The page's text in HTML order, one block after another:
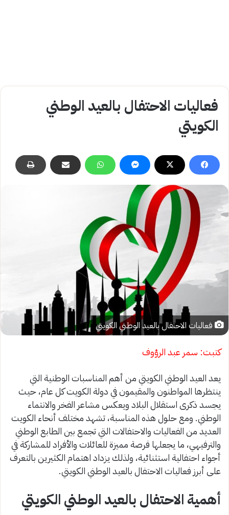
فعاليات الاحتفال بالعيد الوطني
الكويتي
فعاليات الاحتفال بالعيد الوطني الكويتي
كتبت: سمر عبد الرؤوف
يعد العيد الوطني الكويتي من أهم المناسبات الوطنية التي
ينتظرها المواطنون والمقيمون في دولة الكويت كل عام، حيث
يجسد ذكرى استقلال البلاد ويعكس مشاعر الفخر والانتماء
الوطني. ومع حلول هذه المناسبة، تشهد مختلف أنحاء الكويت
العديد من الفعاليات والاحتفالات التي تجمع بين الطابع الوطني
والترفيهي، ما يجعلها فرصة مميزة للعائلات والأفراد للمشاركة في
أجواء احتفالية استثنائية، ولذلك يزداد اهتمام الكثيرين بالتعرف
على أبرز فعاليات الاحتفال بالعيد الوطني الكويتي.
أهمية الاحتفال بالعيد الوطني الكويتي